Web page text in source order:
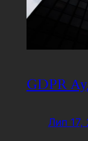
GDPR
Лип 17,